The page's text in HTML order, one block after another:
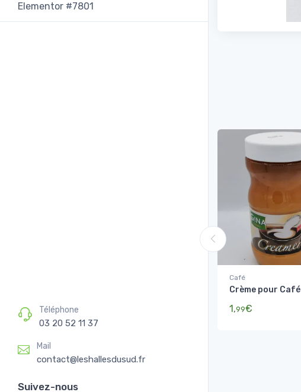
Elementor #7801
Téléphone
03 20 52 11 37
Mail
contact@leshallesdusud.fr
Suivez-nous
Café
Crème pour Café
1,99€